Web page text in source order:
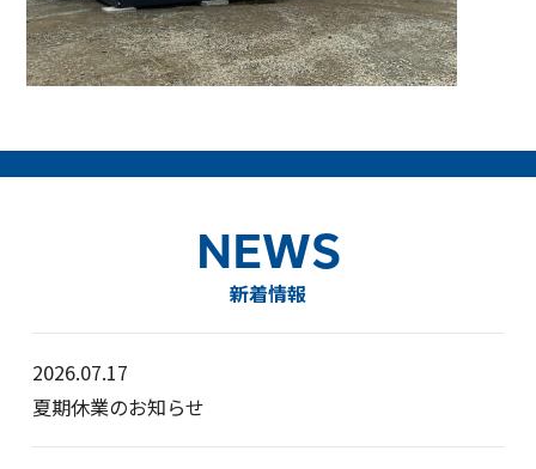
NEWS
新着情報
2026.07.17
夏期休業のお知らせ